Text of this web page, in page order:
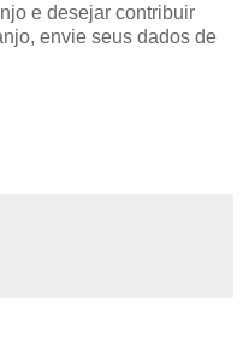
e desejar contribuir
envie seus dados de